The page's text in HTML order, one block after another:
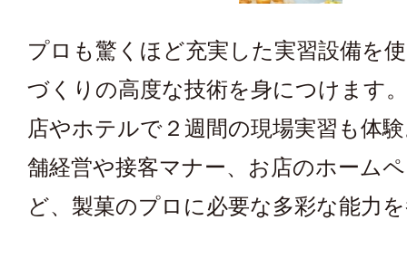
プロも驚くほど充実した実習設備を
づくりの高度な技術を身につけます
店やホテルで２週間の現場実習も体
舗経営や接客マナー、お店のホーム
ど、製菓のプロに必要な多彩な能力